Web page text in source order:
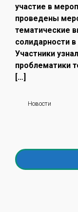
участие в
проведены
тематические
солидарности
Участники
проблематики
[…]
Новости